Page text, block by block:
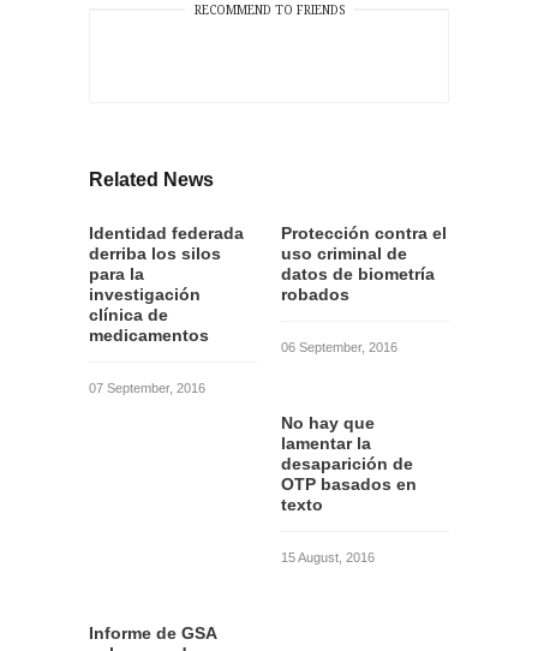
RECOMMEND TO FRIENDS
Related News
Identidad federada
derriba los silos
para la
investigación
clínica de
medicamentos
07 September, 2016
Protección contra el
uso criminal de
datos de biometría
robados
06 September, 2016
No hay que
lamentar la
desaparición de
OTP basados en
texto
15 August, 2016
Informe de GSA